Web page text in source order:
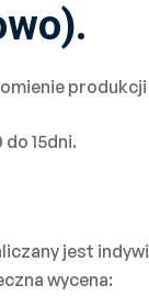
15dni.
jest
wycena: